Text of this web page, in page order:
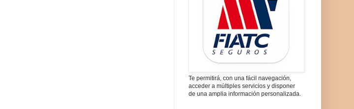
Te permitirá, con una fácil navegación,
acceder a múltiples servicios y disponer
de una amplia información personalizada.